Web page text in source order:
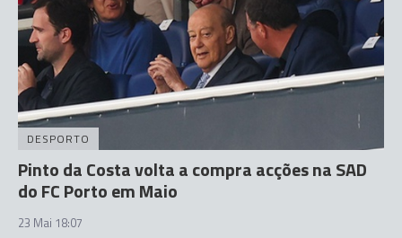
DESPORTO
Pinto da Costa volta a compra acções na SAD
do FC Porto em Maio
23 Mai 18:07